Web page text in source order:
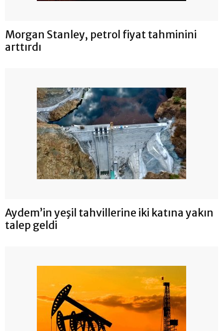
Morgan Stanley, petrol fiyat tahminini
arttırdı
Aydem’in yeşil tahvillerine iki katına yakın
talep geldi